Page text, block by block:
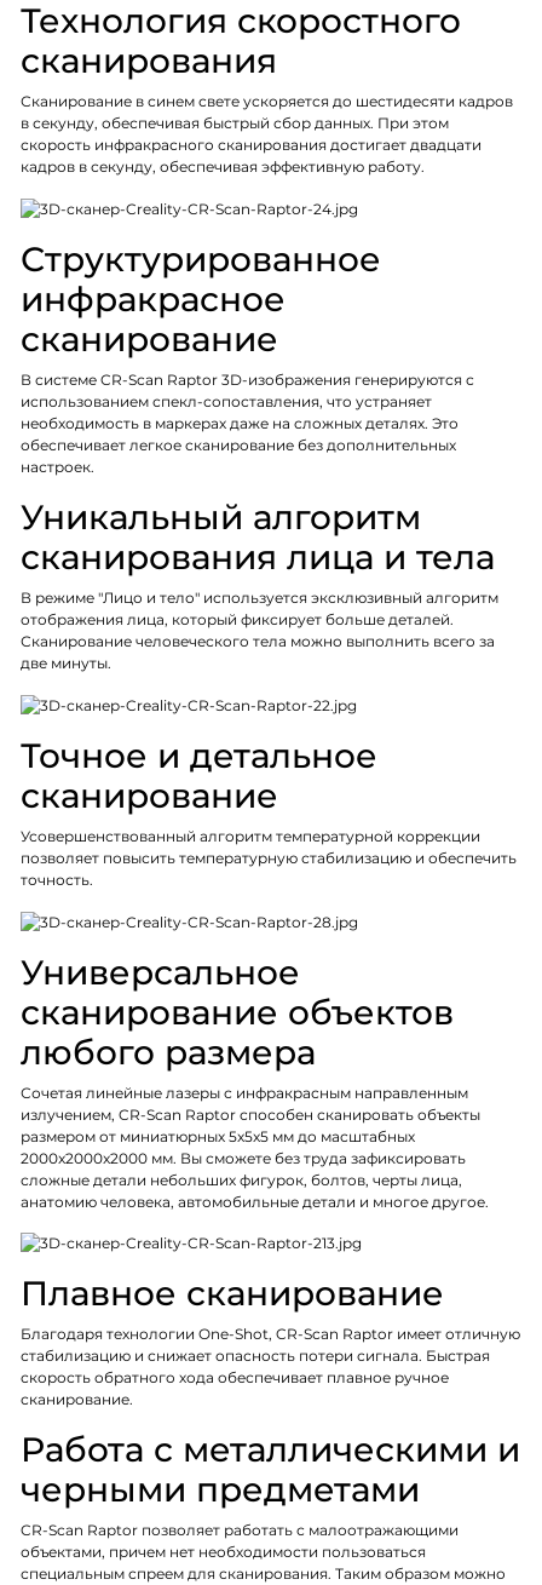
Технология скоростного
сканирования
Сканирование в синем свете ускоряется до шестидесяти кадров
в секунду, обеспечивая быстрый сбор данных. При этом
скорость инфракрасного сканирования достигает двадцати
кадров в секунду, обеспечивая эффективную работу.
Структурированное
инфракрасное
сканирование
В системе CR-Scan Raptor 3D-изображения генерируются с
использованием спекл-сопоставления, что устраняет
необходимость в маркерах даже на сложных деталях. Это
обеспечивает легкое сканирование без дополнительных
настроек.
Уникальный алгоритм
сканирования лица и тела
В режиме "Лицо и тело" используется эксклюзивный алгоритм
отображения лица, который фиксирует больше деталей.
Сканирование человеческого тела можно выполнить всего за
две минуты.
Точное и детальное
сканирование
Усовершенствованный алгоритм температурной коррекции
позволяет повысить температурную стабилизацию и обеспечить
точность.
Универсальное
сканирование объектов
любого размера
Сочетая линейные лазеры с инфракрасным направленным
излучением, CR-Scan Raptor способен сканировать объекты
размером от миниатюрных 5x5x5 мм до масштабных
2000x2000x2000 мм. Вы сможете без труда зафиксировать
сложные детали небольших фигурок, болтов, черты лица,
анатомию человека, автомобильные детали и многое другое.
Плавное сканирование
Благодаря технологии One-Shot, CR-Scan Raptor имеет отличную
стабилизацию и снижает опасность потери сигнала. Быстрая
скорость обратного хода обеспечивает плавное ручное
сканирование.
Работа с металлическими и
черными предметами
CR-Scan Raptor позволяет работать с малоотражающими
объектами, причем нет необходимости пользоваться
специальным спреем для сканирования. Таким образом можно